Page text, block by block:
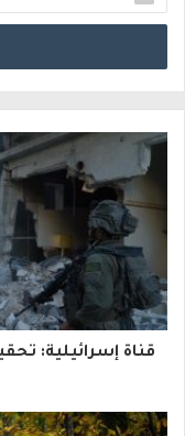
د
خ
ب
ك
ا
إ